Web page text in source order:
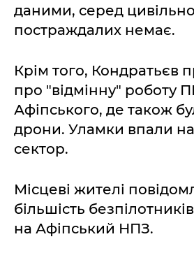
даними, серед
постраждалих немає.
Крім того, Кондратьєв
про "відмінну" роботу
Афіпського, де також
дрони. Уламки впали
сектор.
Місцеві жителі
більшість
на Афіпський НПЗ.